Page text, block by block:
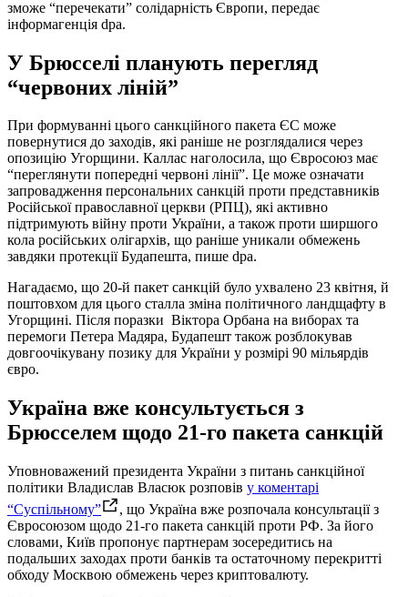
зможе “перечекати” солідарність Європи, передає
інформагенція dpa.
У Брюсселі планують перегляд
“червоних ліній”
При формуванні цього санкційного пакета ЄС може
повернутися до заходів, які раніше не розглядалися через
опозицію Угорщини. Каллас наголосила, що Євросоюз має
“переглянути попередні червоні лінії”. Це може означати
запровадження персональних санкцій проти представників
Російської православної церкви (РПЦ), які активно
підтримують війну проти України, а також проти ширшого
кола російських олігархів, що раніше уникали обмежень
завдяки протекції Будапешта, пише dpa.
Нагадаємо, що 20-й пакет санкцій було ухвалено 23 квітня, й
поштовхом для цього сталла зміна політичного ландщафту в
Угорщині. Після поразки Віктора Орбана на виборах та
перемоги Петера Мадяра, Будапешт також розблокував
довгоочікувану позику для України у розмірі 90 мільярдів
євро.
Україна вже консультується з
Брюсселем щодо 21-го пакета санкцій
Уповноважений президента України з питань санкційної
політики Владислав Власюк розповів у коментарі
“Суспільному”
, що Україна вже розпочала консультації з
Євросоюзом щодо 21-го пакета санкцій проти РФ. За його
словами, Київ пропонує партнерам зосередитись на
подальших заходах проти банків та остаточному перекритті
обходу Москвою обмежень через криптовалюту.